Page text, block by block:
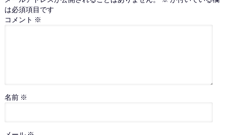
は必須項目です
コメント ※
名前 ※